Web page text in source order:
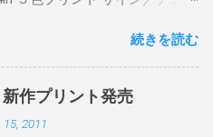
バージョン（エディション：
８月２６日に こちら から
続きを読む
作プリント発売
15, 2011